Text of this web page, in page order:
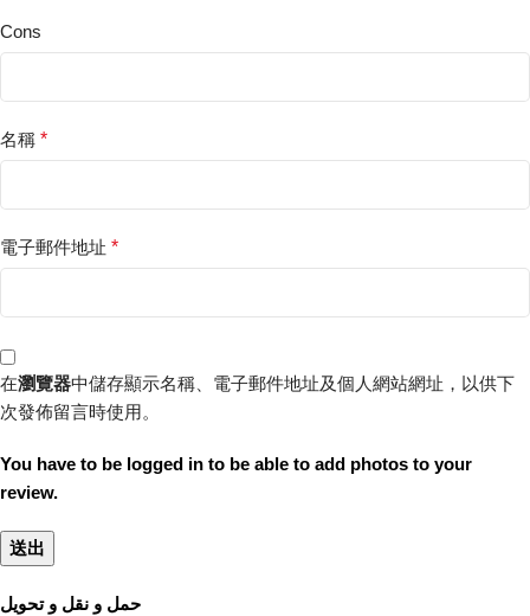
Cons
名稱 *
電子郵件地址 *
在瀏覽器中儲存顯示名稱、電子郵件地址及個人網站網址，以供下
次發佈留言時使用。
You have to be logged in to be able to add photos to your
review.
حمل و نقل و تحویل